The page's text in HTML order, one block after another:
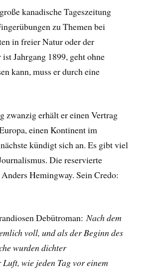
kanadische Tageszeitung
zu Themen bei
in freier Natur oder der
Jahrgang 1899, geht ohne
kann, muss er durch eine
zwanzig erhält er einen Vertrag
einen Kontinent im
kündigt sich an. Es gibt viel
Die reservierte
Hemingway. Sein Credo:
Debütroman:Nach dem
voll, und als der Beginn des
wurden dichter
Luft, wie jeden Tag vor einem